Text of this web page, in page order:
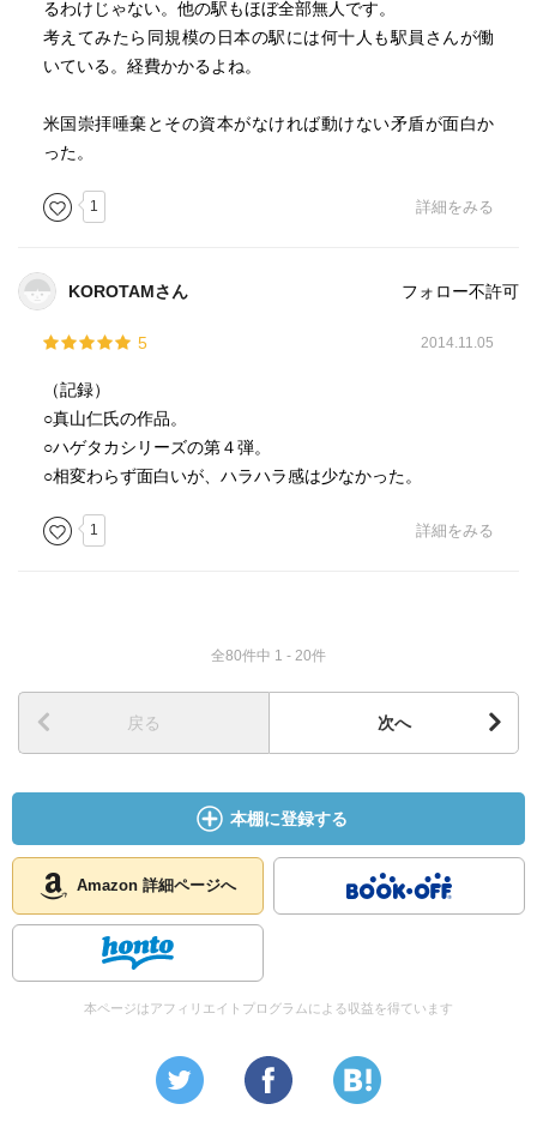
るわけじゃない。他の駅もほぼ全部無人です。
考えてみたら同規模の日本の駅には何十人も駅員さんが働
いている。経費かかるよね。
米国崇拝唾棄とその資本がなければ動けない矛盾が面白か
った。
1 詳細をみる
KOROTAMさん フォロー不許可
5 2014.11.05
（記録）
○真山仁氏の作品。
○ハゲタカシリーズの第４弾。
○相変わらず面白いが、ハラハラ感は少なかった。
1 詳細をみる
全80件中 1 - 20件
戻る 次へ
本棚に登録する
Amazon 詳細ページへ
本ページはアフィリエイトプログラムによる収益を得ています